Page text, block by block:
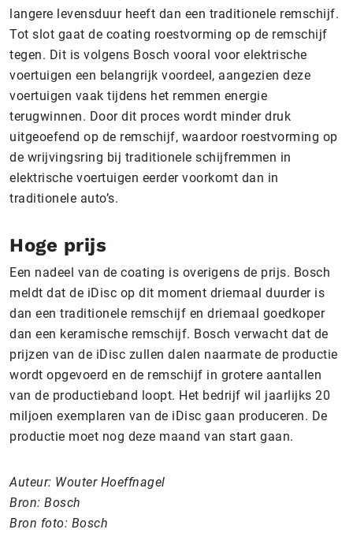
langere levensduur heeft dan een traditionele remschijf.
Tot slot gaat de coating roestvorming op de remschijf
tegen. Dit is volgens Bosch vooral voor elektrische
voertuigen een belangrijk voordeel, aangezien deze
voertuigen vaak tijdens het remmen energie
terugwinnen. Door dit proces wordt minder druk
uitgeoefend op de remschijf, waardoor roestvorming op
de wrijvingsring bij traditionele schijfremmen in
elektrische voertuigen eerder voorkomt dan in
traditionele auto’s.
Hoge prijs
Een nadeel van de coating is overigens de prijs. Bosch
meldt dat de iDisc op dit moment driemaal duurder is
dan een traditionele remschijf en driemaal goedkoper
dan een keramische remschijf. Bosch verwacht dat de
prijzen van de iDisc zullen dalen naarmate de productie
wordt opgevoerd en de remschijf in grotere aantallen
van de productieband loopt. Het bedrijf wil jaarlijks 20
miljoen exemplaren van de iDisc gaan produceren. De
productie moet nog deze maand van start gaan.
Auteur: Wouter Hoeffnagel
Bron: Bosch
Bron foto: Bosch